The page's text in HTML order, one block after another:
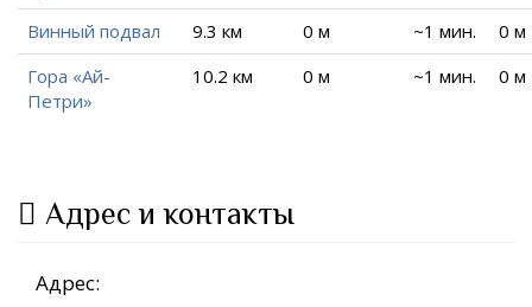
Винный подвал 9.3 км 0 м ~1 мин.
0 м
Гора «Ай-
Петри»
10.2 км 0 м ~1 мин. 0 м
Адрес и контакты
Адрес: